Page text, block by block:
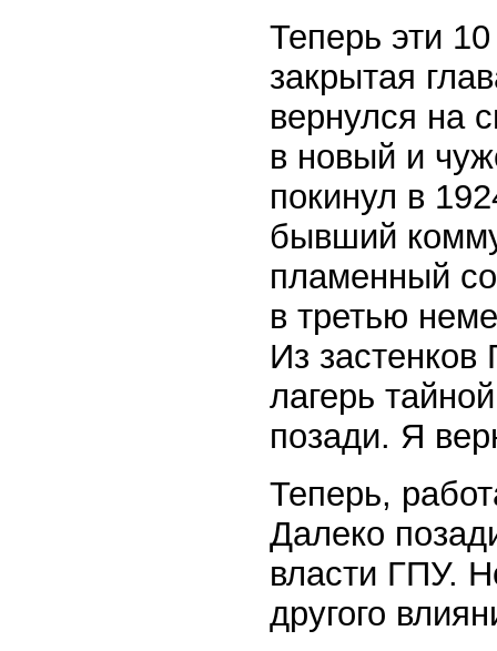
Теперь эти
закрытая
вернулся на
в новый и
покинул в
бывший
пламенный
в третью
Из
лагерь
позади. Я
Теперь,
Далеко
власти ГПУ.
другого